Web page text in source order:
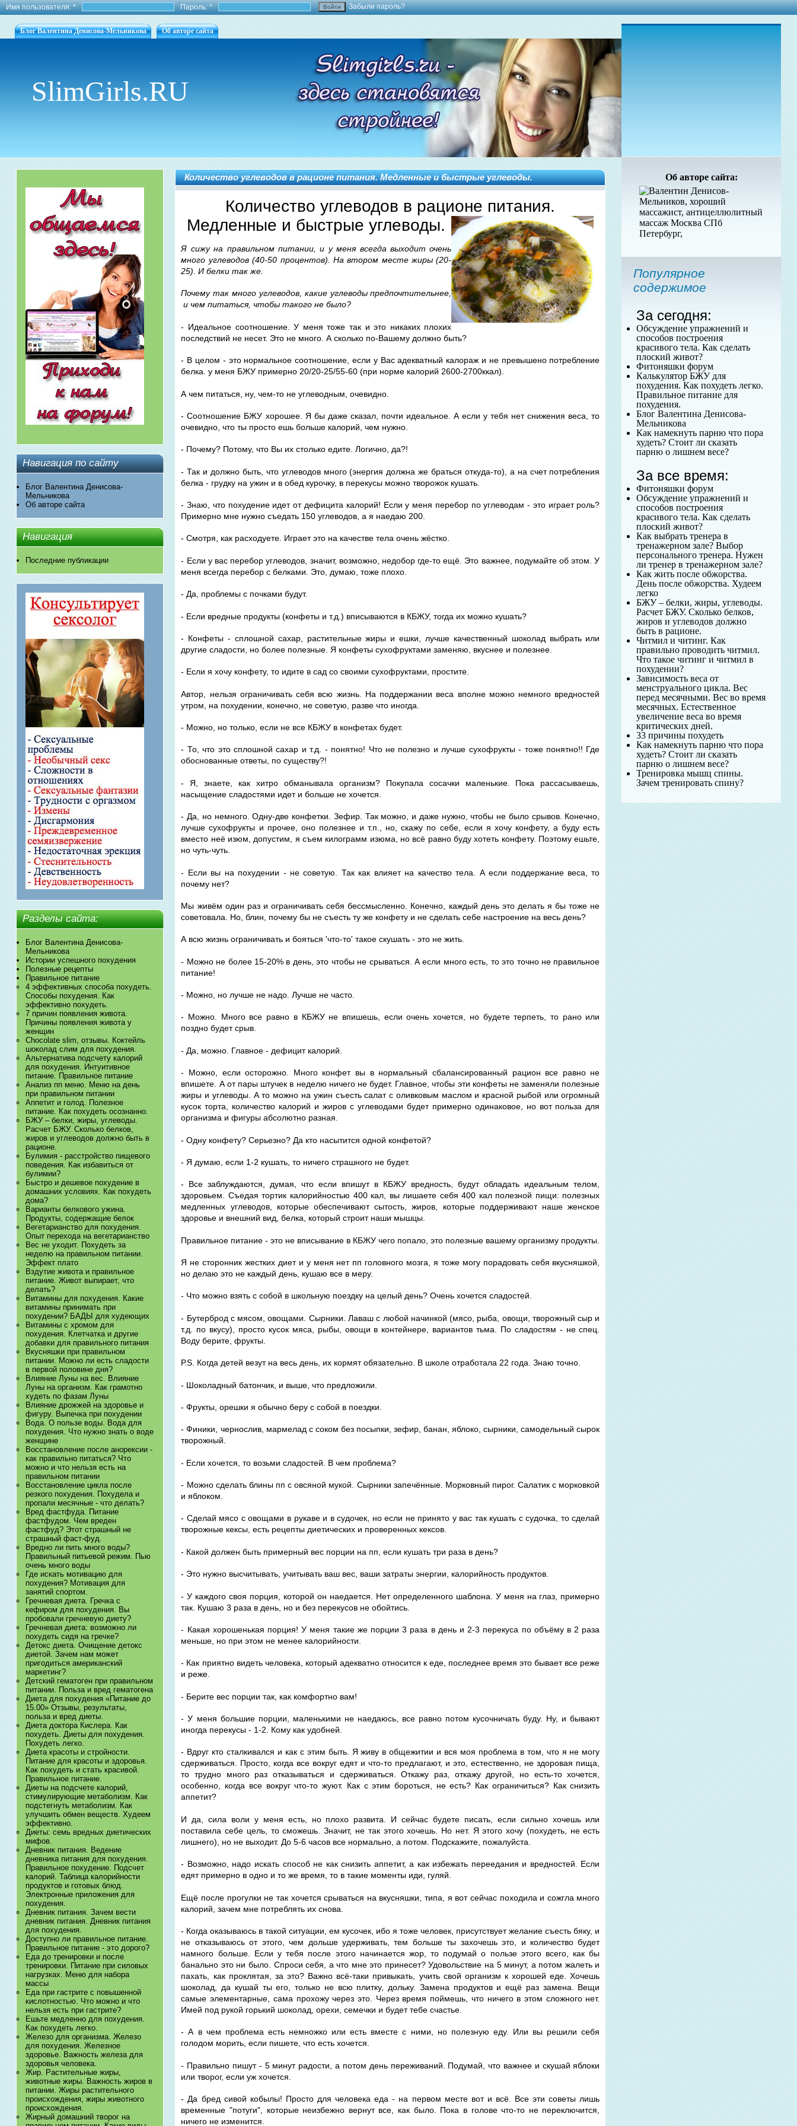
Имя пользователя:* Пароль:* Забыли пароль?
Блог Валентина Денисова-Мельникова Об авторе сайта
SlimGirls.RU
Навигация по сайту
Блог Валентина Денисова-
Мельникова
Об авторе сайта
Навигация
Последние публикации
Разделы сайта:
Блог Валентина Денисова-
Мельникова
Истории успешного похудения
Полезные рецепты
Правильное питание
4 эффективных способа похудеть.
Способы похудения. Как
эффективно похудеть.
7 причин появления живота.
Причины появления живота у
женщин
Chocolate slim, отзывы. Коктейль
шоколад слим для похудения.
Альтернатива подсчету калорий
для похудения. Интуитивное
питание. Правильное питание
Анализ пп меню. Меню на день
при правильном питании
Аппетит и голод. Полезное
питание. Как похудеть осознанно.
БЖУ – белки, жиры, углеводы.
Расчет БЖУ. Сколько белков,
жиров и углеводов должно быть в
рационе.
Булимия - расстройство пищевого
поведения. Как избавиться от
булимии?
Быстро и дешевое похудение в
домашних условиях. Как похудеть
дома?
Варианты белкового ужина.
Продукты, содержащие белок
Вегетарианство для похудения.
Опыт перехода на вегетарианство
Вес не уходит. Похудеть за
неделю на правильном питании.
Эффект плато
Вздутие живота и правильное
питание. Живот выпирает, что
делать?
Витамины для похудения. Какие
витамины принимать при
похудении? БАДЫ для худеющих
Витамины с хромом для
похудения. Клетчатка и другие
добавки для правильного питания
Вкусняшки при правильном
питании. Можно ли есть сладости
в первой половине дня?
Влияние Луны на вес. Влияние
Луны на организм. Как грамотно
худеть по фазам Луны
Влияние дрожжей на здоровье и
фигуру. Выпечка при похудении
Вода. О пользе воды. Вода для
похудения. Что нужно знать о воде
женщине
Восстановление после анорексии -
как правильно питаться? Что
можно и что нельзя есть на
правильном питании
Восстановление цикла после
резкого похудения. Похудела и
пропали месячные - что делать?
Вред фастфуда. Питание
фастфудом. Чем вреден
фастфуд? Этот страшный не
страшный фаст-фуд.
Вредно ли пить много воды?
Правильный питьевой режим. Пью
очень много воды
Где искать мотивацию для
похудения? Мотивация для
занятий спортом.
Гречневая диета. Гречка с
кефиром для похудения. Вы
пробовали гречневую диету?
Гречневая диета: возможно ли
похудеть сидя на гречке?
Детокс диета. Очищение детокс
диетой. Зачем нам может
пригодиться американский
маркетинг?
Детский гематоген при правильном
питании. Польза и вред гематогена
Диета для похудения «Питание до
15.00» Отзывы, результаты,
польза и вред диеты.
Диета доктора Кислера. Как
похудеть. Диеты для похудения.
Похудеть легко.
Диета красоты и стройности.
Питание для красоты и здоровья.
Как похудеть и стать красивой.
Правильное питание.
Диеты на подсчете калорий,
стимулирующие метаболизм. Как
подстегнуть метаболизм. Как
улучшить обмен веществ. Худеем
эффективно.
Диеты: семь вредных диетических
мифов.
Дневник питания. Ведение
дневника питания для похудения.
Правильное похудение. Подсчет
калорий. Таблица калорийности
продуктов и готовых блюд.
Электронные приложения для
похудения.
Дневник питания. Зачем вести
дневник питания. Дневник питания
для похудения.
Доступно ли правильное питание.
Правильное питание - это дорого?
Еда до тренировки и после
тренировки. Питание при силовых
нагрузках. Меню для набора
массы
Еда при гастрите с повышенной
кислотностью. Что можно и что
нельзя есть при гастрите?
Ешьте медленно для похудения.
Как похудеть легко.
Железо для организма. Железо
для похудения. Железное
здоровье. Важность железа для
здоровья человека.
Жир. Растительные жиры,
животные жиры. Важность жиров в
питании. Жиры растительного
происхождения, жиры животного
происхождения.
Жирный домашний творог на
Количество углеводов в рационе питания. Медленные и быстрые углеводы.
Количество углеводов в рационе питания.
Медленные и быстрые углеводы.
Я сижу на правильном питании, и у меня всегда выходит очень
много углеводов (40-50 процентов). На втором месте жиры (20-
25). И белки так же.
Почему так много углеводов, какие углеводы предпочтительнее,
и чем питаться, чтобы такого не было?
- Идеальное соотношение. У меня тоже так и это никаких плохих
последствий не несет. Это не много. А сколько по-Вашему должно быть?
- В целом - это нормальное соотношение, если у Вас адекватный калораж и не превышено потребление
белка. у меня БЖУ примерно 20/20-25/55-60 (при норме калорий 2600-2700ккал).
А чем питаться, ну, чем-то не углеводным, очевидно.
- Соотношение БЖУ хорошее. Я бы даже сказал, почти идеальное. А если у тебя нет снижения веса, то
очевидно, что ты просто ешь больше калорий, чем нужно.
- Почему? Потому, что Вы их столько едите. Логично, да?!
- Так и должно быть, что углеводов много (энергия должна же браться откуда-то), а на счет потребления
белка - грудку на ужин и в обед курочку, в перекусы можно творожок кушать.
- Знаю, что похудение идет от дефицита калорий! Если у меня перебор по углеводам - это играет роль?
Примерно мне нужно съедать 150 углеводов, а я наедаю 200.
- Смотря, как расходуете. Играет это на качестве тела очень жёстко.
- Если у вас перебор углеводов, значит, возможно, недобор где-то ещё. Это важнее, подумайте об этом. У
меня всегда перебор с белками. Это, думаю, тоже плохо.
- Да, проблемы с почками будут.
- Если вредные продукты (конфеты и т.д.) вписываются в КБЖУ, тогда их можно кушать?
- Конфеты - сплошной сахар, растительные жиры и ешки, лучше качественный шоколад выбрать или
другие сладости, но более полезные. Я конфеты сухофруктами заменяю, вкуснее и полезнее.
- Если я хочу конфету, то идите в сад со своими сухофруктами, простите.
Автор, нельзя ограничивать себя всю жизнь. На поддержании веса вполне можно немного вредностей
утром, на похудении, конечно, не советую, разве что иногда.
- Можно, но только, если не все КБЖУ в конфетах будет.
- То, что это сплошной сахар и т.д. - понятно! Что не полезно и лучше сухофрукты - тоже понятно!! Где
обоснованные ответы, по существу?!
- Я, знаете, как хитро обманывала организм? Покупала сосачки маленькие. Пока рассасываешь,
насыщение сладостями идет и больше не хочется.
- Да, но немного. Одну-две конфетки. Зефир. Так можно, и даже нужно, чтобы не было срывов. Конечно,
лучше сухофрукты и прочее, оно полезнее и т.п., но, скажу по себе, если я хочу конфету, а буду есть
вместо неё изюм, допустим, я съем килограмм изюма, но всё равно буду хотеть конфету. Поэтому ешьте,
но чуть-чуть.
- Если вы на похудении - не советую. Так как влияет на качество тела. А если поддержание веса, то
почему нет?
Мы живём один раз и ограничивать себя бессмысленно. Конечно, каждый день это делать я бы тоже не
советовала. Но, блин, почему бы не съесть ту же конфету и не сделать себе настроение на весь день?
А всю жизнь ограничивать и бояться 'что-то' такое скушать - это не жить.
- Можно не более 15-20% в день, это чтобы не срываться. А если много есть, то это точно не правильное
питание!
- Можно, но лучше не надо. Лучше не часто.
- Можно. Много все равно в КБЖУ не впишешь, если очень хочется, но будете терпеть, то рано или
поздно будет срыв.
- Да, можно. Главное - дефицит калорий.
- Можно, если осторожно. Много конфет вы в нормальный сбалансированный рацион все равно не
впишете. А от пары штучек в неделю ничего не будет. Главное, чтобы эти конфеты не заменяли полезные
жиры и углеводы. А то можно на ужин съесть салат с оливковым маслом и красной рыбой или огромный
кусок торта, количество калорий и жиров с углеводами будет примерно одинаковое, но вот польза для
организма и фигуры абсолютно разная.
- Одну конфету? Серьезно? Да кто насытится одной конфетой?
- Я думаю, если 1-2 кушать, то ничего страшного не будет.
- Все заблуждаются, думая, что если впишут в КБЖУ вредность, будут обладать идеальным телом,
здоровьем. Съедая тортик калорийностью 400 кал, вы лишаете себя 400 кал полезной пищи: полезных
медленных углеводов, которые обеспечивают сытость, жиров, которые поддерживают наше женское
здоровье и внешний вид, белка, который строит наши мышцы.
Правильное питание - это не вписывание в КБЖУ чего попало, это полезные вашему организму продукты.
Я не сторонник жестких диет и у меня нет пп головного мозга, я тоже могу порадовать себя вкусняшкой,
но делаю это не каждый день, кушаю все в меру.
- Что можно взять с собой в школьную поездку на целый день? Очень хочется сладостей.
- Бутерброд с мясом, овощами. Сырники. Лаваш с любой начинкой (мясо, рыба, овощи, творожный сыр и
т.д. по вкусу), просто кусок мяса, рыбы, овощи в контейнере, вариантов тьма. По сладостям - не спец.
Воду берите, фрукты.
Р.S. Когда детей везут на весь день, их кормят обязательно. В школе отработала 22 года. Знаю точно.
- Шоколадный батончик, и выше, что предложили.
- Фрукты, орешки я обычно беру с собой в поездки.
- Финики, чернослив, мармелад с соком без посыпки, зефир, банан, яблоко, сырники, самодельный сырок
творожный.
- Если хочется, то возьми сладостей. В чем проблема?
- Можно сделать блины пп с овсяной мукой. Сырники запечённые. Морковный пирог. Салатик с морковкой
и яблоком.
- Сделай мясо с овощами в рукаве и в судочек, но если не принято у вас так кушать с судочка, то сделай
творожные кексы, есть рецепты диетических и проверенных кексов.
- Какой должен быть примерный вес порции на пп, если кушать три раза в день?
- Это нужно высчитывать, учитывать ваш вес, ваши затраты энергии, калорийность продуктов.
- У каждого своя порция, которой он наедается. Нет определенного шаблона. У меня на глаз, примерно
так. Кушаю 3 раза в день, но и без перекусов не обойтись.
- Какая хорошенькая порция! У меня такие же порции 3 раза в день и 2-3 перекуса по объёму в 2 раза
меньше, но при этом не менее калорийности.
- Как приятно видеть человека, который адекватно относится к еде, последнее время это бывает все реже
и реже.
- Берите вес порции так, как комфортно вам!
- У меня большие порции, маленькими не наедаюсь, все равно потом кусочничать буду. Ну, и бывают
иногда перекусы - 1-2. Кому как удобней.
- Вдруг кто сталкивался и как с этим быть. Я живу в общежитии и вся моя проблема в том, что я не могу
сдерживаться. Просто, когда все вокруг едят и что-то предлагают, и это, естественно, не здоровая пища,
то трудно много раз отказываться и сдерживаться. Откажу раз, откажу другой, но есть-то хочется,
особенно, когда все вокруг что-то жуют. Как с этим бороться, не есть? Как ограничиться? Как снизить
аппетит?
И да, сила воли у меня есть, но плохо развита. И сейчас будете писать, если сильно хочешь или
поставила себе цель, то сможешь. Значит, не так этого хочешь. Но нет. Я этого хочу (похудеть, не есть
лишнего), но не выходит. До 5-6 часов все нормально, а потом. Подскажите, пожалуйста.
- Возможно, надо искать способ не как снизить аппетит, а как избежать переедания и вредностей. Если
едят примерно в одно и то же время, то в такие моменты иди, гуляй.
Ещё после прогулки не так хочется срываться на вкусняшки, типа, я вот сейчас походила и сожгла много
калорий, зачем мне потреблять их снова.
- Когда оказываюсь в такой ситуации, ем кусочек, ибо я тоже человек, присутствует желание съесть бяку, и
не отказываюсь от этого, чем дольше удерживать, тем больше ты захочешь это, и количество будет
намного больше. Если у тебя после этого начинается жор, то подумай о пользе этого всего, как бы
банально это ни было. Спроси себя, а что мне это принесет? Удовольствие на 5 минут, а потом жалеть и
пахать, как проклятая, за это? Важно всё-таки привыкать, учить свой организм к хорошей еде. Хочешь
шоколад, да кушай ты его, только не всю плитку, дольку. Замена продуктов и ещё раз замена. Вещи
самые элементарные, сама прохожу через это. Через время поймешь, что ничего в этом сложного нет.
Имей под рукой горький шоколад, орехи, семечки и будет тебе счастье.
- А в чем проблема есть немножко или есть вместе с ними, но полезную еду. Или вы решили себя
голодом морить, если пишете, что есть хочется.
- Правильно пишут - 5 минут радости, а потом день переживаний. Подумай, что важнее и скушай яблоки
или творог, если уж хочется.
- Да бред сивой кобылы! Просто для человека еда - на первом месте вот и всё. Все эти советы лишь
временные "потуги", которые неизбежно вернут все, как было. Пока в голове что-то не переключится,
ничего не изменится.
Об авторе сайта:
Популярное
содержимое
За сегодня:
Обсуждение упражнений и
способов построения
красивого тела. Как сделать
плоский живот?
Фитоняшки форум
Калькулятор БЖУ для
похудения. Как похудеть легко.
Правильное питание для
похудения.
Блог Валентина Денисова-
Мельникова
Как намекнуть парню что пора
худеть? Стоит ли сказать
парню о лишнем весе?
За все время:
Фитоняшки форум
Обсуждение упражнений и
способов построения
красивого тела. Как сделать
плоский живот?
Как выбрать тренера в
тренажерном зале? Выбор
персонального тренера. Нужен
ли тренер в тренажерном зале?
Как жить после обжорства.
День после обжорства. Худеем
легко
БЖУ – белки, жиры, углеводы.
Расчет БЖУ. Сколько белков,
жиров и углеводов должно
быть в рационе.
Читмил и читинг. Как
правильно проводить читмил.
Что такое читинг и читмил в
похудении?
Зависимость веса от
менструального цикла. Вес
перед месячными. Вес во время
месячных. Естественное
увеличение веса во время
критических дней.
33 причины похудеть
Как намекнуть парню что пора
худеть? Стоит ли сказать
парню о лишнем весе?
Тренировка мышц спины.
Зачем тренировать спину?